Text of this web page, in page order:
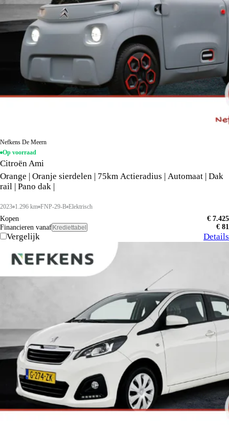
Nefkens De Meern
Op voorraad
Citroën Ami
Orange | Oranje sierdelen | 75km Actieradius | Automaat | Dak
rail | Pano dak |
2023 1.296 km FNP-29-B Elektrisch
Kopen
€ 7.425
Financieren vanaf Krediettabel € 81
Vergelijk Details